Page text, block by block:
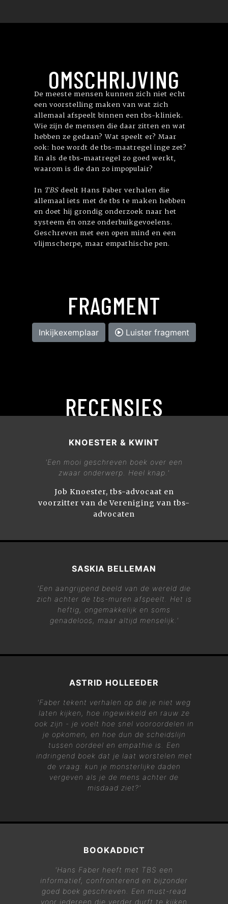
OMSCHRIJVING
De meeste mensen kunnen zich niet echt
een voorstelling maken van wat zich
allemaal afspeelt binnen een tbs-kliniek.
Wie zijn de mensen die daar zitten en wat
hebben ze gedaan? Wat speelt er? Maar
ook: hoe wordt de tbs-maatregel inge zet?
En als de tbs-maatregel zo goed werkt,
waarom is die dan zo impopulair?
In TBSdeelt Hans Faber verhalen die
allemaal iets met de tbs te maken hebben
en doet hij grondig onderzoek naar het
systeem én onze onderbuikgevoelens.
Geschreven met een open mind en een
vlijmscherpe, maar empathische pen.
FRAGMENT
Inkijkexemplaar Luister fragment
RECENSIES
KNOESTER & KWINT
'Een mooi geschreven boek over een
zwaar onderwerp. Heel knap.'
Job Knoester, tbs-advocaat en
voorzitter van de Vereniging van tbs-
advocaten
SASKIA BELLEMAN
'Een aangrijpend beeld van de wereld die
zich achter de tbs-muren afspeelt. Het is
heftig, ongemakkelijk en soms
genadeloos, maar altijd menselijk.'
ASTRID HOLLEEDER
'Faber tekent verhalen op die je niet weg
laten kijken, hoe ingewikkeld en rauw ze
ook zijn - je voelt hoe snel vooroordelen in
je opkomen, en hoe dun de scheidslijn
tussen oordeel en empathie is. Een
indringend boek dat je laat worstelen met
de vraag: kun je monsterlijke daden
vergeven als je de mens achter de
misdaad ziet?'
BOOKADDICT
'Hans Faber heeft met TBS een
informatief, confronterend en bijzonder
goed boek geschreven. Een must-read
voor iedereen die verder durft te kijken